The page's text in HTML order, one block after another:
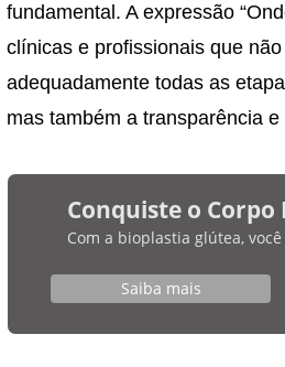
fundamental. A expressão
clínicas e profissionais que
adequadamente todas as
mas também a transparência
Conquiste o Corpo
Com a bioplastia glútea,
Saiba mais